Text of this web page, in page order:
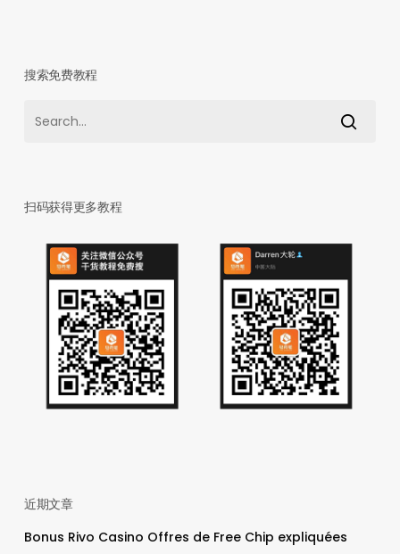
搜索免费教程
扫码获得更多教程
近期文章
Bonus Rivo Casino Offres de Free Chip expliquées